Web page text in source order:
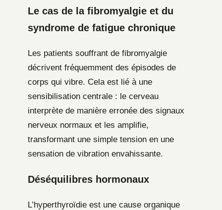
Le cas de la fibromyalgie et du
syndrome de fatigue chronique
Les patients souffrant de fibromyalgie
décrivent fréquemment des épisodes de
corps qui vibre. Cela est lié à une
sensibilisation centrale : le cerveau
interprète de manière erronée des signaux
nerveux normaux et les amplifie,
transformant une simple tension en une
sensation de vibration envahissante.
Déséquilibres hormonaux
L’hyperthyroïdie est une cause organique